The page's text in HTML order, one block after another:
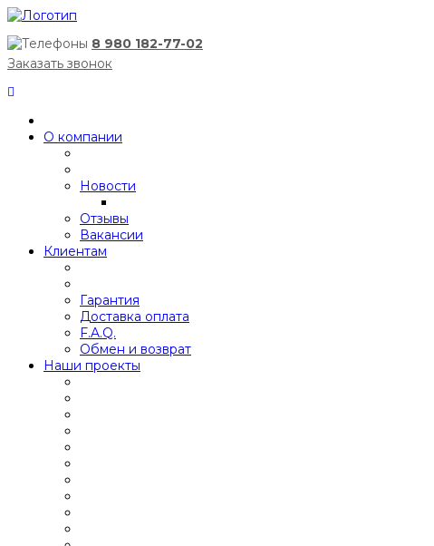
8 980 182-77-02
Заказать звонок
О компании
Новости
Отзывы
Вакансии
Клиентам
Гарантия
Доставка оплата
F.A.Q.
Обмен и возврат
Наши проекты